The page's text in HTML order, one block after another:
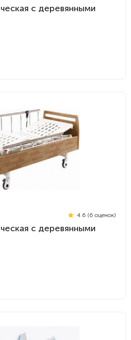
с деревянными
4.6 (6 оценок)
с деревянными